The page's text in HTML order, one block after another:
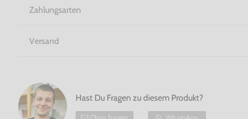
Kläre die Verhältnisse in Ehb! -
Zahlungsarten
Versand
Hast Du Fragen zu diesem Produkt?